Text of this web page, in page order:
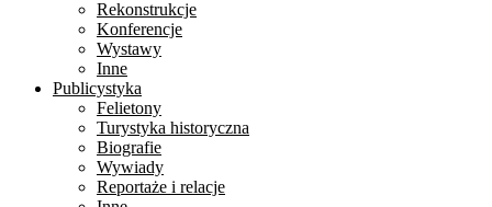
Rekonstrukcje
Konferencje
Wystawy
Inne
Publicystyka
Felietony
Turystyka historyczna
Biografie
Wywiady
Reportaże i relacje